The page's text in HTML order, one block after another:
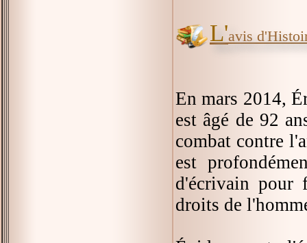
L'avis
En mars 2014,
est âgé de 92
combat contre
est
d'écrivain pour
droits de